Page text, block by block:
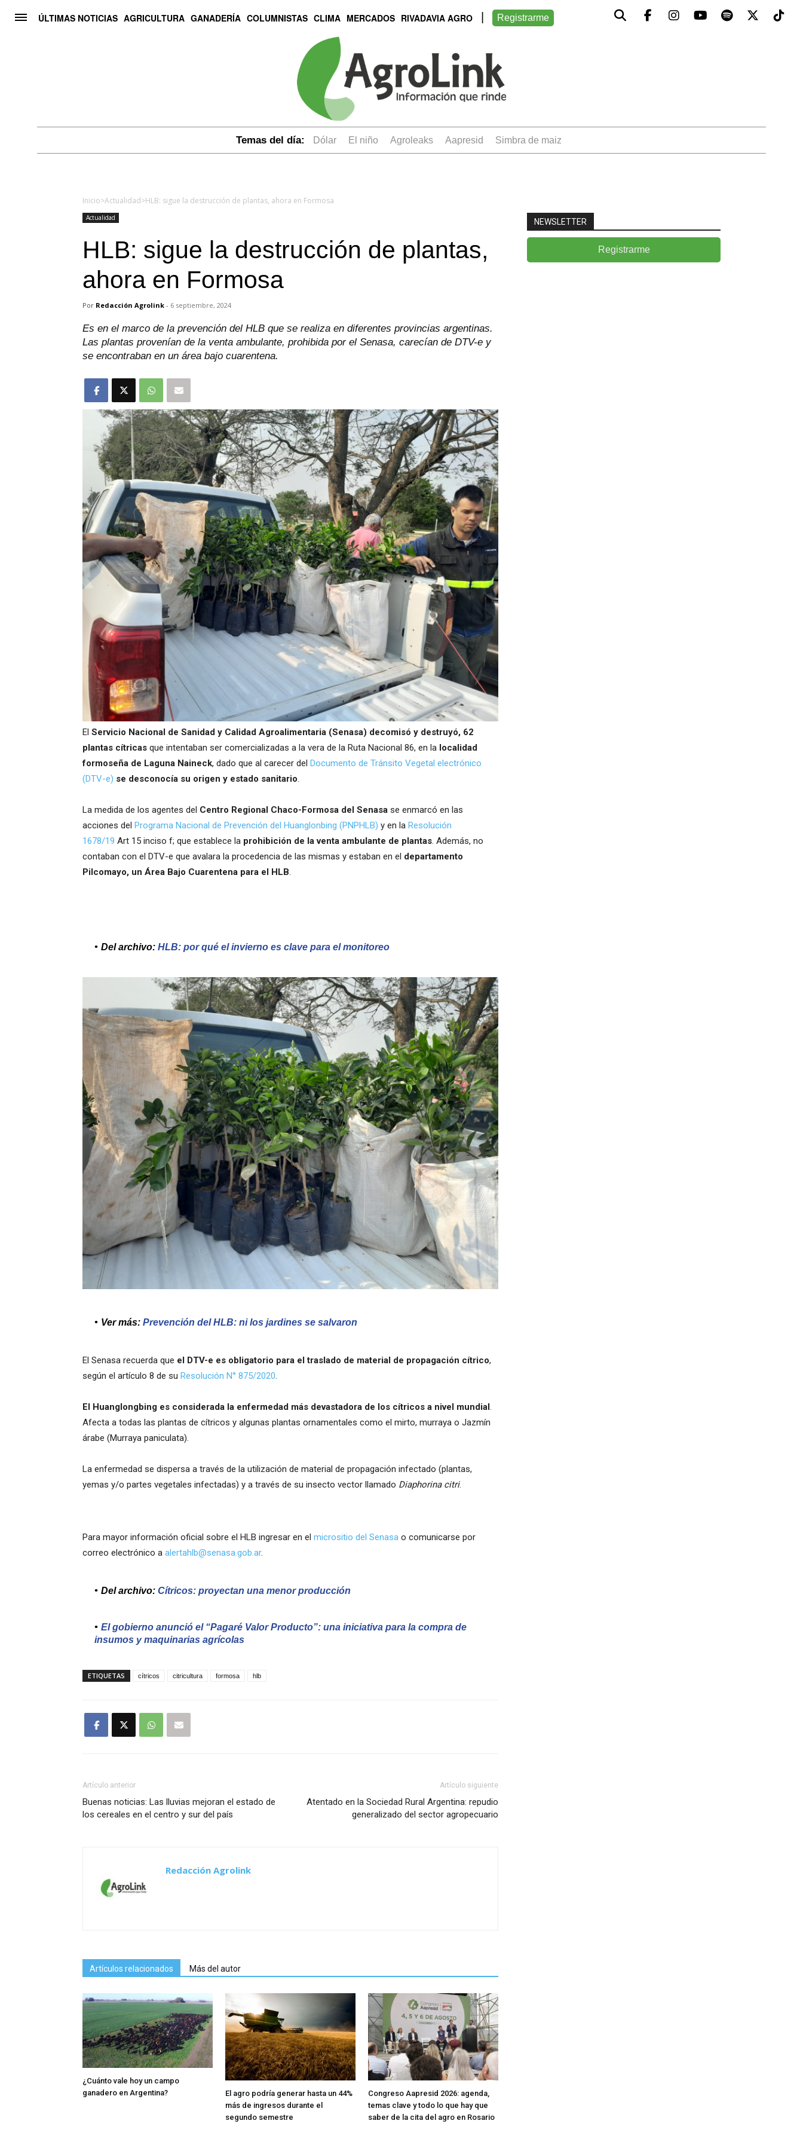
ÚLTIMAS NOTICIAS AGRICULTURA GANADERÍA COLUMNISTAS CLIMA MERCADOS RIVADAVIA AGRO Registrarme
Temas del día: dólar el niño Agroleaks aapresid simbra de maiz
Inicio>Actualidad>HLB: sigue la destrucción de plantas, ahora en Formosa
Actualidad
HLB: sigue la destrucción de plantas,
ahora en Formosa
Por Redacción Agrolink - 6 septiembre, 2024
Es en el marco de la prevención del HLB que se realiza en diferentes provincias argentinas.
Las plantas provenían de la venta ambulante, prohibida por el Senasa, carecían de DTV-e y
se encontraban en un área bajo cuarentena.
El Servicio Nacional de Sanidad y Calidad Agroalimentaria (Senasa) decomisó y destruyó, 62
plantas cítricas que intentaban ser comercializadas a la vera de la Ruta Nacional 86, en la localidad
formoseña de Laguna Naineck, dado que al carecer del Documento de Tránsito Vegetal electrónico
(DTV-e) se desconocía su origen y estado sanitario.
La medida de los agentes del Centro Regional Chaco-Formosa del Senasa se enmarcó en las
acciones del Programa Nacional de Prevención del Huanglonbing (PNPHLB) y en la Resolución
1678/19 Art 15 inciso f; que establece la prohibición de la venta ambulante de plantas. Además, no
contaban con el DTV-e que avalara la procedencia de las mismas y estaban en el departamento
Pilcomayo, un Área Bajo Cuarentena para el HLB.
Del archivo: HLB: por qué el invierno es clave para el monitoreo
Ver más: Prevención del HLB: ni los jardines se salvaron
El Senasa recuerda que el DTV-e es obligatorio para el traslado de material de propagación cítrico,
según el artículo 8 de su Resolución N° 875/2020.
El Huanglongbing es considerada la enfermedad más devastadora de los cítricos a nivel mundial .
Afecta a todas las plantas de cítricos y algunas plantas ornamentales como el mirto, murraya o Jazmín
árabe (Murraya paniculata).
La enfermedad se dispersa a través de la utilización de material de propagación infectado (plantas,
yemas y/o partes vegetales infectadas) y a través de su insecto vector llamado Diaphorina citri.
Para mayor información oficial sobre el HLB ingresar en el micrositio del Senasa o comunicarse por
correo electrónico a alertahlb@senasa.gob.ar.
Del archivo: Cítricos: proyectan una menor producción
El gobierno anunció el “Pagaré Valor Producto”: una iniciativa para la compra de
insumos y maquinarias agrícolas
ETIQUETAS cítricos citricultura formosa hlb
Artículo anterior
Buenas noticias: Las lluvias mejoran el estado de
los cereales en el centro y sur del país
Artículo siguiente
Atentado en la Sociedad Rural Argentina: repudio
generalizado del sector agropecuario
Redacción Agrolink
Artículos relacionados Más del autor
¿Cuánto vale hoy un campo
ganadero en Argentina?
El agro podría generar hasta un 44%
más de ingresos durante el
segundo semestre
Congreso Aapresid 2026: agenda,
temas clave y todo lo que hay que
saber de la cita del agro en Rosario
NEWSLETTER
Registrarme